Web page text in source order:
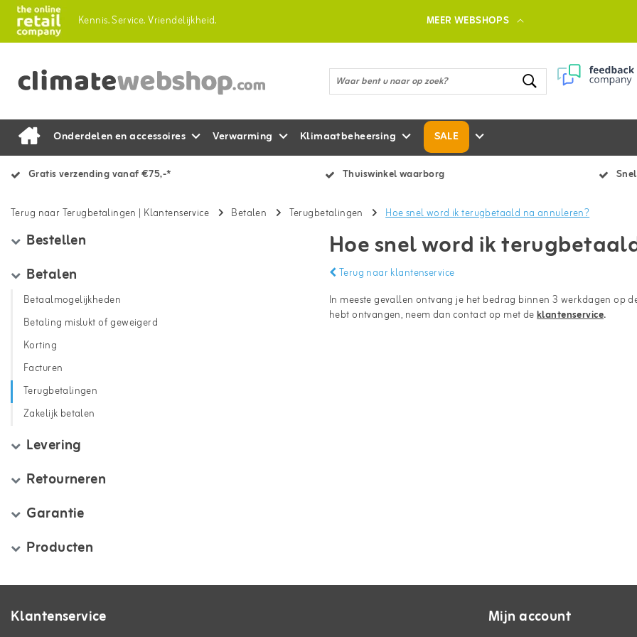
Kennis.Service.Vriendelijkheid. MEER WEBSHOPS
Onderdelen en accessoires Verwarming Klimaatbeheersing SALE
Gratis verzending vanaf €75,-* Thuiswinkel waarborg
Terug naar Terugbetalingen | Klantenservice Betalen Terugbetalingen Hoe snel word ik terugbetaald na annuleren?
Bestellen
Betalen
Betaalmogelijkheden
Betaling mislukt of geweigerd
Korting
Facturen
Terugbetalingen
Zakelijk betalen
Levering
Retourneren
Garantie
Producten
Hoe snel word ik
Terug naar klantenservice
In meeste gevallen ontvang je het bedrag binnen 3 werkdagen op
hebt ontvangen, neem dan contact op met deklantenservice.
Klantenservice Mijn account